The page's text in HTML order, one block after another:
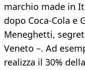
marchio made in
dopo Coca-Cola e
Meneghetti,
Veneto –. Ad
realizza il 30%